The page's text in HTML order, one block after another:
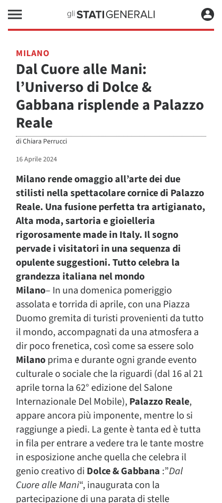
MILANO
Dal Cuore alle Mani:
l’Universo di Dolce &
Gabbana risplende a Palazzo
Reale
diChiara Perrucci
16 Aprile 2024
Milano rende omaggio all’arte dei due
stilisti nella spettacolare cornice di Palazzo
Reale. Una fusione perfetta tra artigianato,
Alta moda, sartoria e gioielleria
rigorosamente made in Italy. Il sogno
pervade i visitatori in una sequenza di
opulente suggestioni. Tutto celebra la
grandezza italiana nel mondo
Milano– In una domenica pomeriggio
assolata e torrida di aprile, con una Piazza
Duomo gremita di turisti provenienti da tutto
il mondo, accompagnati da una atmosfera a
dir poco frenetica, così come sa essere solo
Milanoprima e durante ogni grande evento
culturale o sociale che la riguardi (dal 16 al 21
aprile torna la 62° edizione del Salone
Internazionale Del Mobile), Palazzo Reale,
appare ancora più imponente, mentre lo si
raggiunge a piedi. La gente è tanta ed è tutta
in fila per entrare a vedere tra le tante mostre
in esposizione anche quella che celebra il
genio creativo di Dolce & Gabbana :”Dal
Cuore alle Mani“, inaugurata con la
partecipazione di una parata di stelle